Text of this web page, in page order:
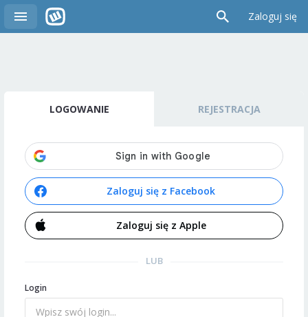
Zaloguj się
LOGOWANIE REJESTRACJA
Zaloguj się z Facebook
Zaloguj się z Apple
LUB
Login